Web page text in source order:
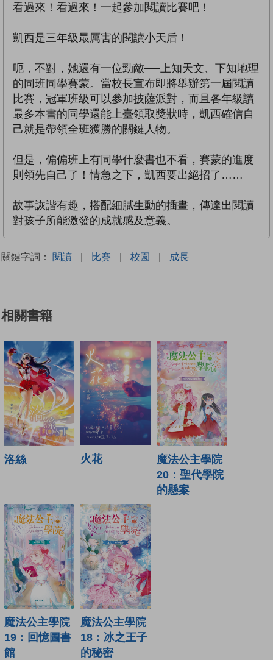
看過來！看過來！一起參加閱讀比賽吧！
凱西是三年級最厲害的閱讀小天后！
呃，不對，她還有一位勁敵──上知天文、下知地理
的同班同學賽蒙。當校長宣布即將舉辦第一屆閱讀
比賽，冠軍班級可以參加披薩派對，而且各年級讀
最多本書的同學還能上臺領取獎狀時，凱西確信自
己就是帶領全班獲勝的關鍵人物。
但是，偏偏班上有同學什麼書也不看，賽蒙的進度
則領先自己了！情急之下，凱西要出絕招了……
故事詼諧有趣，搭配細膩生動的插畫，傳達出閱讀
對孩子所能激發的成就感及意義。
關鍵字詞： 閱讀 | 比賽 | 校園 | 成長
相關書籍
洛絲 火花
魔法公主學院
20：聖代學院
的懸案
魔法公主學院
19：回憶圖書
館
魔法公主學院
18：冰之王子
的秘密